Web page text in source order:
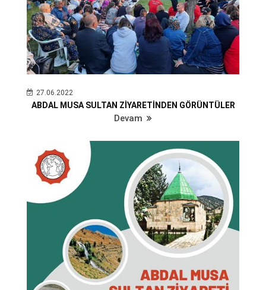
27.06.2022
ABDAL MUSA SULTAN ZİYARETİNDEN GÖRÜNTÜLER
Devam